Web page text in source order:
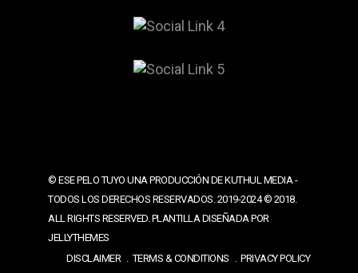
© ESE PELO TUYO UNA PRODUCCIÓN DE KUTHUL MEDIA -
TODOS LOS DERECHOS RESERVADOS. 2019-2024 © 2018.
ALL RIGHTS RESERVED. PLANTILLA DISEÑADA POR
JELLYTHEMES
DISCLAIMER
TERMS & CONDITIONS PRIVACY POLICY